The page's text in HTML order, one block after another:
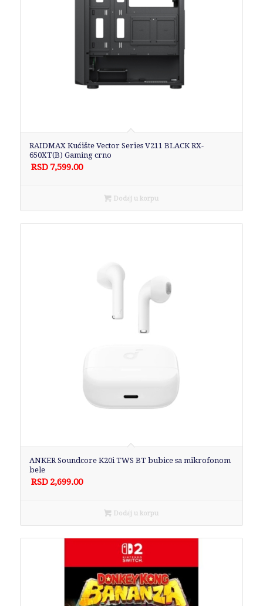
RAIDMAX Kućište Vector Series V211 BLACK RX-
650XT(B) Gaming crno
RSD 7,599.00
Dodaj u korpu
ANKER Soundcore K20i TWS BT bubice sa mikrofonom
bele
RSD 2,699.00
Dodaj u korpu